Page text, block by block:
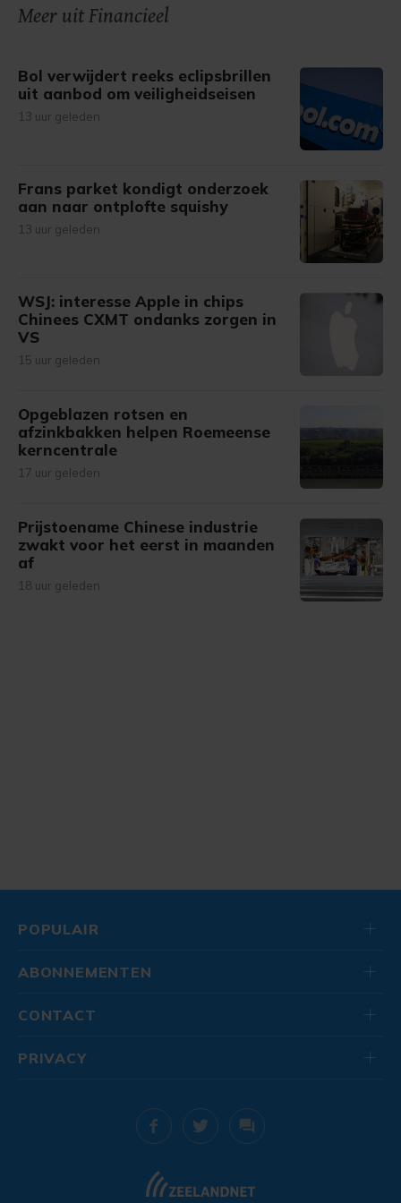
onze cookiepagina kun je ons cookiebeleid bekijken en je
gemaakte keuze altijd wijzigen of intrekken.
Meer uit Financieel
Bol verwijdert reeks eclipsbrillen
uit aanbod om veiligheidseisen
13 uur geleden
Frans parket kondigt onderzoek
aan naar ontplofte squishy
13 uur geleden
WSJ: interesse Apple in chips
Chinees CXMT ondanks zorgen in
VS
15 uur geleden
Opgeblazen rotsen en
afzinkbakken helpen Roemeense
kerncentrale
17 uur geleden
Prijstoename Chinese industrie
zwakt voor het eerst in maanden
af
18 uur geleden
POPULAIR
ABONNEMENTEN
CONTACT
PRIVACY